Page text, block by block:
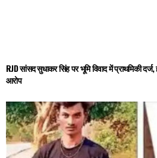
RJD सांसद सुधाकर सिंह पर भूमि विवाद में प्राथमिकी
आरोप